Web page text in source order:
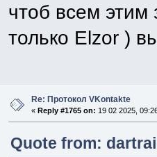
чтоб всем этим
только Elzor )
Re: Протокол VKontakte
« Reply #1765 on: 19 02 2025,
Quote from: